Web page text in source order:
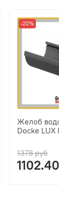
-20%
Желоб
Docke LUX
1378 руб